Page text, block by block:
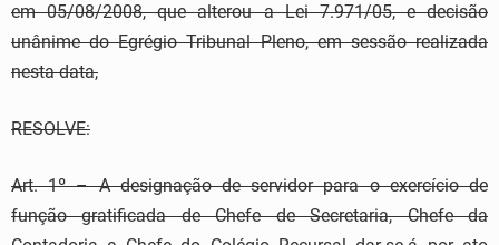
em 05/08/2008, que alterou a Lei 7.971/05, e decisão
unânime do Egrégio Tribunal Pleno, em sessão realizada
nesta data,
RESOLVE:
Art. 1º – A designação de servidor para o exercício de
função gratificada de Chefe de Secretaria, Chefe da